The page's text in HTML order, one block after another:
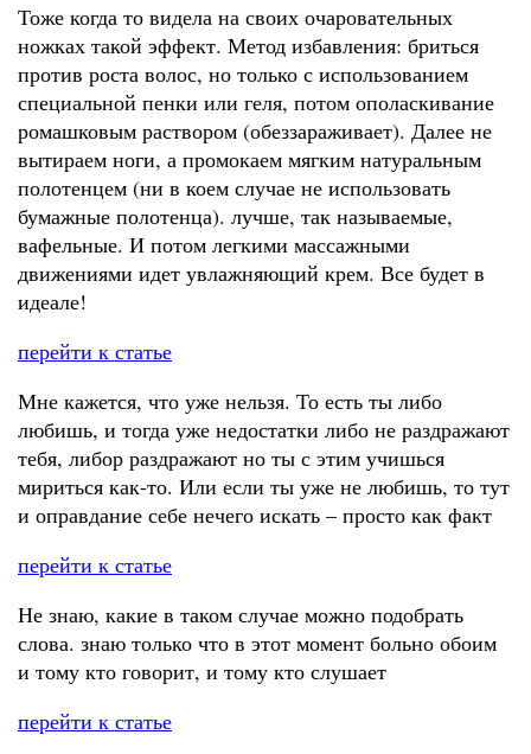
Тоже когда то видела на своих очаровательных
ножках такой эффект. Метод избавления: бриться
против роста волос, но только с использованием
специальной пенки или геля, потом ополаскивание
ромашковым раствором (обеззараживает). Далее не
вытираем ноги, а промокаем мягким натуральным
полотенцем (ни в коем случае не использовать
бумажные полотенца). лучше, так называемые,
вафельные. И потом легкими массажными
движениями идет увлажняющий крем. Все будет в
идеале!
перейти к статье
Мне кажется, что уже нельзя. То есть ты либо
любишь, и тогда уже недостатки либо не раздражают
тебя, либор раздражают но ты с этим учишься
мириться как-то. Или если ты уже не любишь, то тут
и оправдание себе нечего искать – просто как факт
перейти к статье
Не знаю, какие в таком случае можно подобрать
слова. знаю только что в этот момент больно обоим
и тому кто говорит, и тому кто слушает
перейти к статье